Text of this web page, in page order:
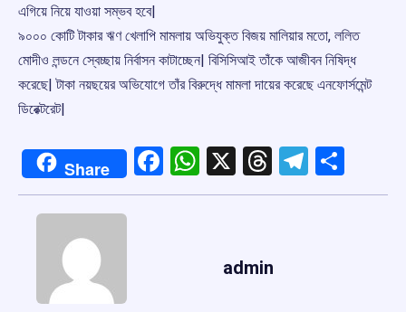
এগিয়ে নিয়ে যাওয়া সম্ভব হবে|
৯০০০ কোটি টাকার ঋণ খেলাপি মামলায় অভিযুক্ত বিজয় মালিয়ার মতো, ললিত
মোদীও লন্ডনে স্বেচ্ছায় নির্বাসন কাটাচ্ছেন| বিসিসিআই তাঁকে আজীবন নিষিদ্ধ
করেছে| টাকা নয়ছয়ের অভিযোগে তাঁর বিরুদ্ধে মামলা দায়ের করেছে এনফোর্সমেন্ট
ডিরেক্টরেট|
Share Facebook
WhatsApp
X Threads
admin